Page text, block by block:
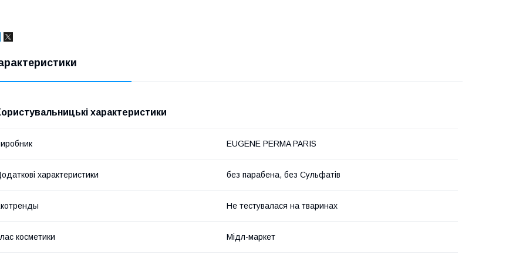
характеристики
EUGENE PERMA PARIS
характеристики без парабена, без Сульфатів
Не тестувалася на тваринах
косметики Мідл-маркет